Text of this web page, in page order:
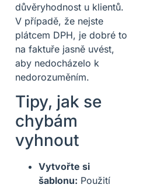
důvěryhodnost u klientů.
V případě, že nejste
plátcem DPH, je dobré to
na faktuře jasně uvést,
aby nedocházelo k
nedorozuměním.
Tipy, jak se
chybám
vyhnout
Vytvořte si
šablonu: Použití